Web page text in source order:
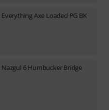
Everything Axe Loaded PG BK
Nazgul 6 Humbucker Bridge